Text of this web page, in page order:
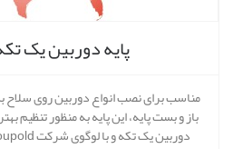
پایه دوربین یک تکه 11 به
مناسب برای نصب انواع دوربین روی سلاح
باز و بست پایه، این پایه به منظور تنظیم
دوربین یک تکه و با لوگوی شرکت leoupold آمریکا طراحی شده است